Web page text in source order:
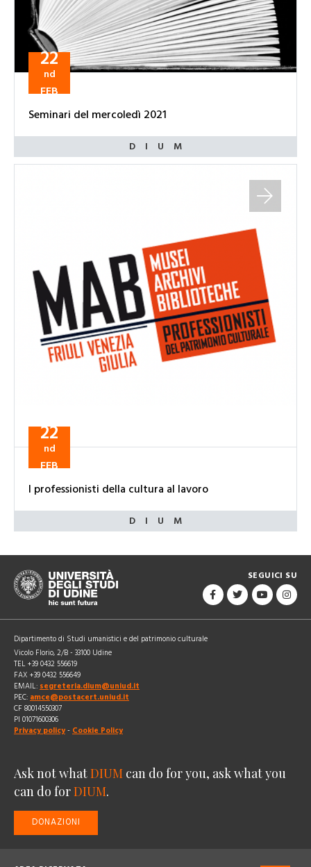
22
nd
FEB
Seminari del mercoledì 2021
22
nd
FEB
I professionisti della cultura al lavoro
SEGUICI SU
Dipartimento di Studi umanistici e del patrimonio culturale
Vicolo Florio, 2/B - 33100 Udine
TEL +39 0432 556619
FAX +39 0432 556649
EMAIL: segreteria.dium@uniud.it
PEC: amce@postacert.uniud.it
CF 80014550307
PI 01071600306
Privacy policy - Cookie Policy
Ask not whatDIUM can do for you, ask what you
can do forDIUM.
DONAZIONI